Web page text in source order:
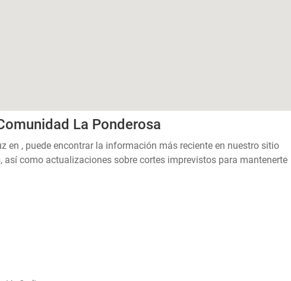
La Ponderosa
en , puede encontrar la información más reciente en nuestro sitio
así como actualizaciones sobre cortes imprevistos para mantenerte